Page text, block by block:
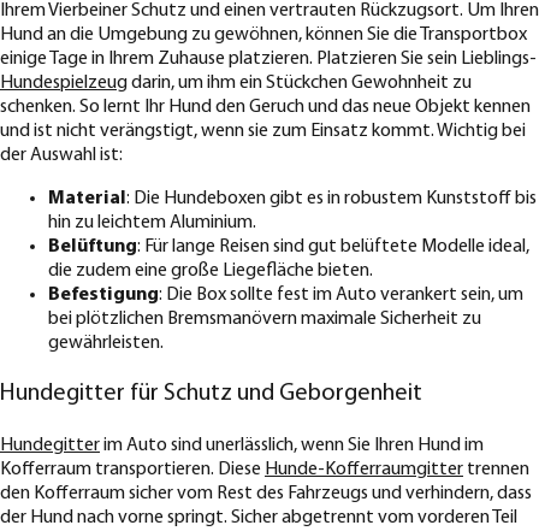
Ihrem Vierbeiner Schutz und einen vertrauten Rückzugsort. Um Ihren
Hund an die Umgebung zu gewöhnen, können Sie die Transportbox
einige Tage in Ihrem Zuhause platzieren. Platzieren Sie sein Lieblings-
Hundespielzeugdarin, um ihm ein Stückchen Gewohnheit zu
schenken. So lernt Ihr Hund den Geruch und das neue Objekt kennen
und ist nicht verängstigt, wenn sie zum Einsatz kommt. Wichtig bei
der Auswahl ist:
Material : Die Hundeboxen gibt es in robustem Kunststoff bis
hin zu leichtem Aluminium.
Belüftung: Für lange Reisen sind gut belüftete Modelle ideal,
die zudem eine große Liegefläche bieten.
Befestigung: Die Box sollte fest im Auto verankert sein, um
bei plötzlichen Bremsmanövern maximale Sicherheit zu
gewährleisten.
Hundegitter für Schutz und Geborgenheit
Hundegitterim Auto sind unerlässlich, wenn Sie Ihren Hund im
Kofferraum transportieren. Diese Hunde-Kofferraumgitter trennen
den Kofferraum sicher vom Rest des Fahrzeugs und verhindern, dass
der Hund nach vorne springt. Sicher abgetrennt vom vorderen Teil